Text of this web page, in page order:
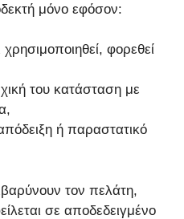
μόνο εφόσον:
φορεθεί
του κατάσταση με
ή παραστατικό
τον πελάτη,
σε αποδεδειγμένο